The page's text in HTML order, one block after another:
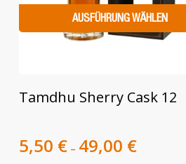
AUSFÜHRUNG WÄHLEN
Produkt
mehrere
Tamdhu Sherry Cask 12
5,50 € – 49,00 €